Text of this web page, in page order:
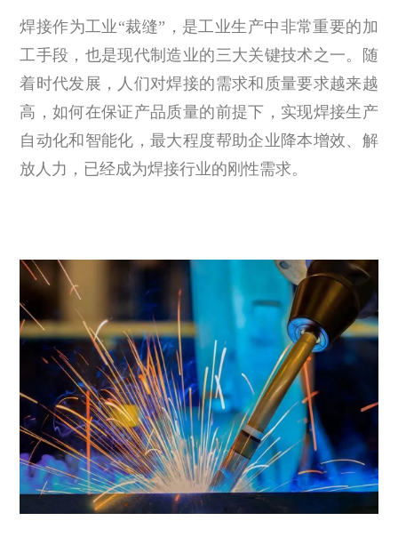
焊接作为工业“裁缝”，是工业生产中非常重要的加
工手段，也是现代制造业的三大关键技术之一。随
着时代发展，人们对焊接的需求和质量要求越来越
高，如何在保证产品质量的前提下，实现焊接生产
自动化和智能化，最大程度帮助企业降本增效、解
放人力，已经成为焊接行业的刚性需求。